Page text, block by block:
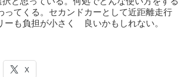
ってくる。セカンドカーとして近距離走行
ーも負担が小さく 良いかもしれない。
X